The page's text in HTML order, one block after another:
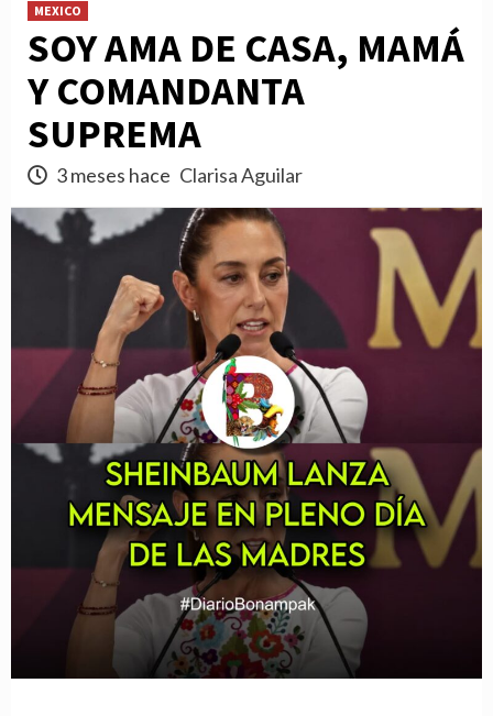
MEXICO
SOY AMA DE CASA, MAMÁ
Y COMANDANTA
SUPREMA
3 meses hace Clarisa Aguilar